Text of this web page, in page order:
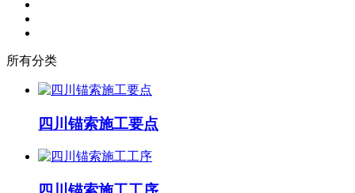
所有分类
四川锚索施工要点